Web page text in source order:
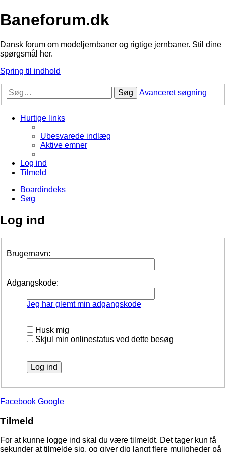
Baneforum.dk
Dansk forum om modeljernbaner og rigtige jernbaner. Stil dine
spørgsmål her.
Spring til indhold
Søg Avanceret søgning
Hurtige links
Ubesvarede indlæg
Aktive emner
Log ind
Tilmeld
Boardindeks
Søg
Log ind
Brugernavn:
Adgangskode:
Jeg har glemt min adgangskode
Husk mig
Skjul min onlinestatus ved dette besøg
Facebook Google
Tilmeld
For at kunne logge ind skal du være tilmeldt. Det tager kun få
sekunder at tilmelde sig, og giver dig langt flere muligheder på